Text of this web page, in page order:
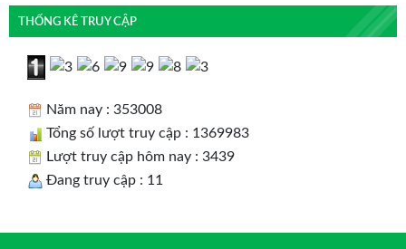
THỐNG KÊ TRUY CẬP
Năm nay : 353008
Tổng số lượt truy cập : 1369983
Lượt truy cập hôm nay : 3439
Đang truy cập : 11